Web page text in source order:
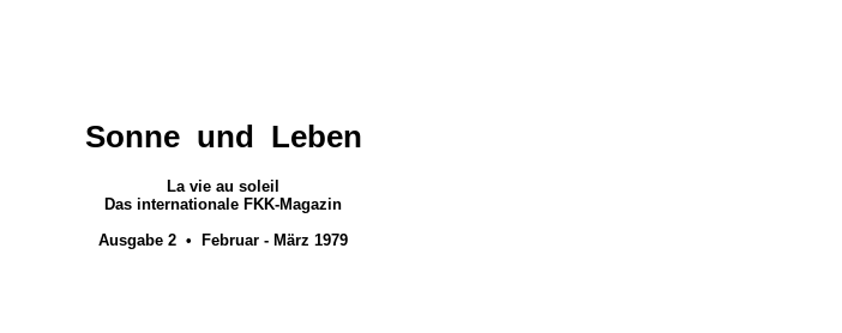
Sonne und Leben
La vie au soleil
Das internationale FKK-Magazin
Ausgabe 2 • Februar - März 1979